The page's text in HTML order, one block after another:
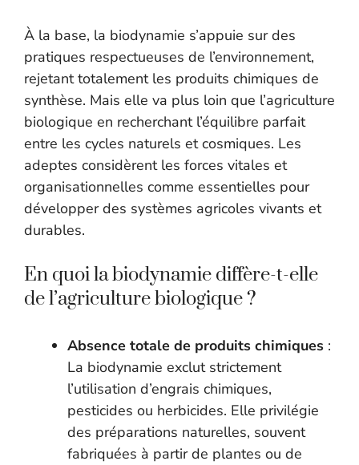
À la base, la biodynamie s’appuie sur des
pratiques respectueuses de l’environnement,
rejetant totalement les produits chimiques de
synthèse. Mais elle va plus loin que l’agriculture
biologique en recherchant l’équilibre parfait
entre les cycles naturels et cosmiques. Les
adeptes considèrent les forces vitales et
organisationnelles comme essentielles pour
développer des systèmes agricoles vivants et
durables.
En quoi la biodynamie diffère-t-elle
de l’agriculture biologique ?
Absence totale de produits chimiques :
La biodynamie exclut strictement
l’utilisation d’engrais chimiques,
pesticides ou herbicides. Elle privilégie
des préparations naturelles, souvent
fabriquées à partir de plantes ou de